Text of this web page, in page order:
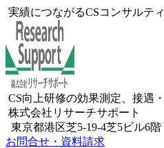
実績につながるCSコンサルテ
CS向上研修の効果測定、接遇
株式会社リサーチサポート
東京都港区芝5-19-4芝5ビル6
お問合せ・資料請求